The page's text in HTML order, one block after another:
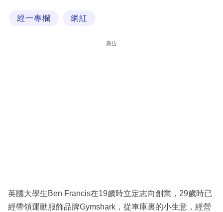
區
經一專欄 網紅
廣告
英國大學生Ben Francis在19歲時立定志向創業，29歲時已
經帶領運動服飾品牌Gymshark，從車庫裏的小生意，經營